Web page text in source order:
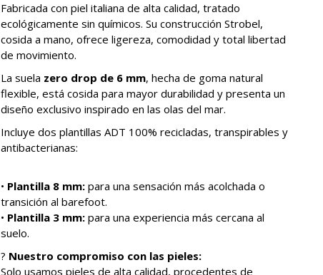
Fabricada con piel italiana de alta calidad, tratado
ecológicamente sin químicos. Su construcción Strobel,
cosida a mano, ofrece ligereza, comodidad y total libertad
de movimiento.
La suela zero drop de 6 mm, hecha de goma natural
flexible, está cosida para mayor durabilidad y presenta un
diseño exclusivo inspirado en las olas del mar.
Incluye dos plantillas ADT 100% recicladas, transpirables y
antibacterianas:
• Plantilla 8 mm: para una sensación más acolchada o
transición al barefoot.
• Plantilla 3 mm: para una experiencia más cercana al
suelo.
? Nuestro compromiso con las pieles:
Solo usamos pieles de alta calidad, procedentes de